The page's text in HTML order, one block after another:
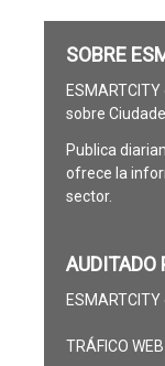
SOBRE
sobre
Publica
ofrece la
sector.
AUDITADO
TRÁFICO